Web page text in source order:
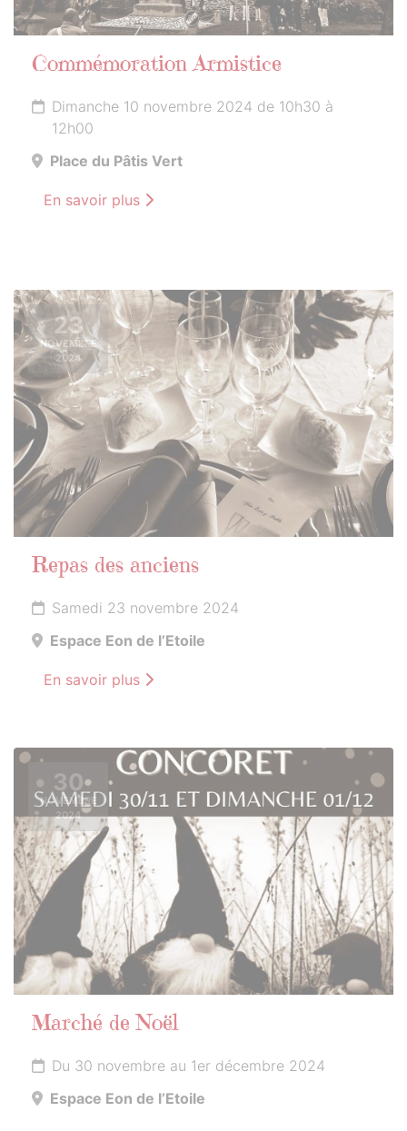
Commémoration Armistice
Dimanche 10 novembre 2024 de 10h30 à
12h00
Place du Pâtis Vert
En savoir plus
23
NOVEMBRE
2024
Repas des anciens
Samedi 23 novembre 2024
Espace Eon de l’Etoile
En savoir plus
30
NOVEMBRE
2024
Marché de Noël
Du 30 novembre au 1er décembre 2024
Espace Eon de l’Etoile